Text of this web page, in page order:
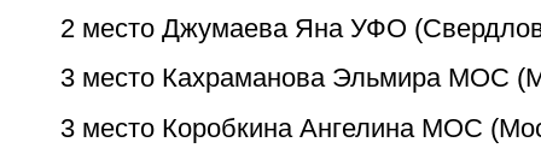
2 место Джумаева Яна УФО
3 место Кахраманова Эльмира МОС
3 место Коробкина Ангелина МОС